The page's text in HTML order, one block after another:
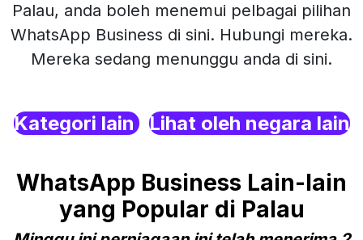
Palau, anda boleh menemui pelbagai pilihan
WhatsApp Business di sini. Hubungi mereka.
Mereka sedang menunggu anda di sini.
Kategori lain Lihat oleh negara lain
WhatsApp Business Lain-lain
yang Popular di Palau